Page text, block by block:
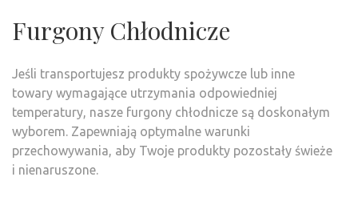
Furgony Chłodnicze
Jeśli transportujesz produkty spożywcze lub inne
towary wymagające utrzymania odpowiedniej
temperatury, nasze furgony chłodnicze są doskonałym
wyborem. Zapewniają optymalne warunki
przechowywania, aby Twoje produkty pozostały świeże
i nienaruszone.